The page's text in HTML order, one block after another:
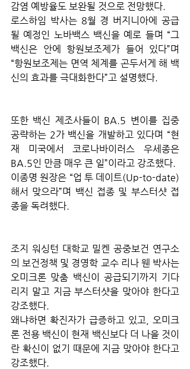
감염 예방율도 보완될 것으로 전망했다.
로스하임 박사는 8월 경 버지니아에 공급
될 예정인 노바백스 백신을 예로 들며 “그
백신은 안에 항원보조제가 들어 있다”며
“항원보조제는 면역 체계를 곤두서게 해 백
신의 효과를 극대화한다”고 설명했다.
또한 백신 제조사들이 BA.5 변이를 집중
공략하는 2가 백신을 개발하고 있다며 “현
재 미국에서 코로나바이러스 우세종은
BA.5인 만큼 매우 큰 일”이라고 강조했다.
이종명 원장은 “업 투 데이트(Up-to-date)
해서 맞으라”며 백신 접종 및 부스터샷 접
종을 독려했다.
조지 워싱턴 대학교 밀켄 공중보건 연구소
의 보건정책 및 경영학 교수 리나 웬 박사는
오미크론 맞춤 백신이 공급되기까지 기다
리지 말고 지금 부스터샷을 맞아야 한다고
강조했다.
왜냐하면 확진자가 급증하고 있고, 오미크
론 전용 백신이 현재 백신보다 더 나을 것이
란 확신이 없기 때문에 지금 맞아야 한다고
강조했다.